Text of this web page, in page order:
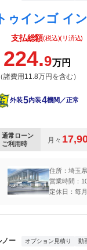
支払総額(税込)(リ済込)
224.9万円
（諸費用11.8万円を含む）
外装5内装4機関／正常
通常ローン
ご利用時
月々
住所：埼玉
営業時間：
定休日：毎
ノー オプション見積り 動